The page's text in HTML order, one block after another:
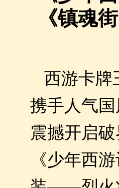
《镇魂
西游卡牌
携手人气
震撼开启
《少年西